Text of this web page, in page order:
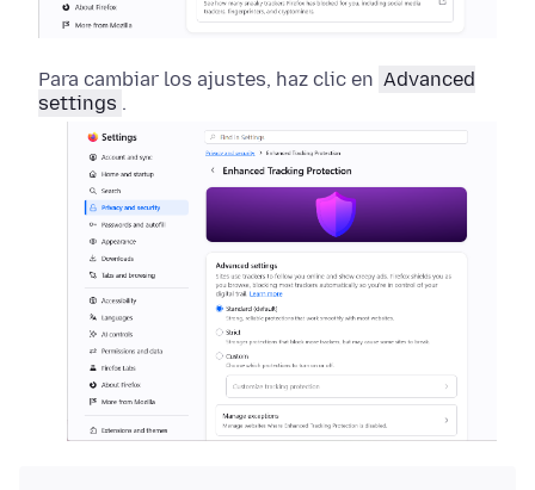
Para cambiar los ajustes, haz clic en Advanced
settings .